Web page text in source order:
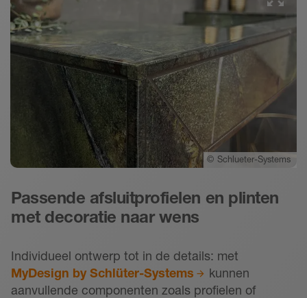
© Schlueter-Systems
Passende afsluitprofielen en plinten
met decoratie naar wens
Individueel ontwerp tot in de details: met
MyDesign by Schlüter-Systems
kunnen
aanvullende componenten zoals profielen of